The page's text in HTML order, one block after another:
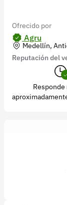
Ofrecido por
Agru
Medellín,
Reputación del
Responde
Versión 5.45.0
Síguenos